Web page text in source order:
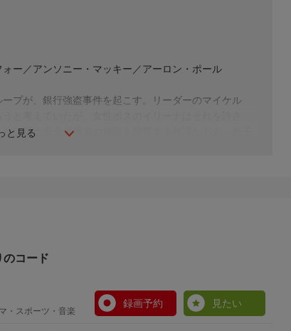
と見る
ー／アンソニー・マッキー／アーロン・ポール
プが、銀行強盗事件を起こす。リーダーのマイケル
は国土安全保障省の施設を襲撃する無謀なもの。息子
コード
・スポーツ・音楽
録画予約 見たい